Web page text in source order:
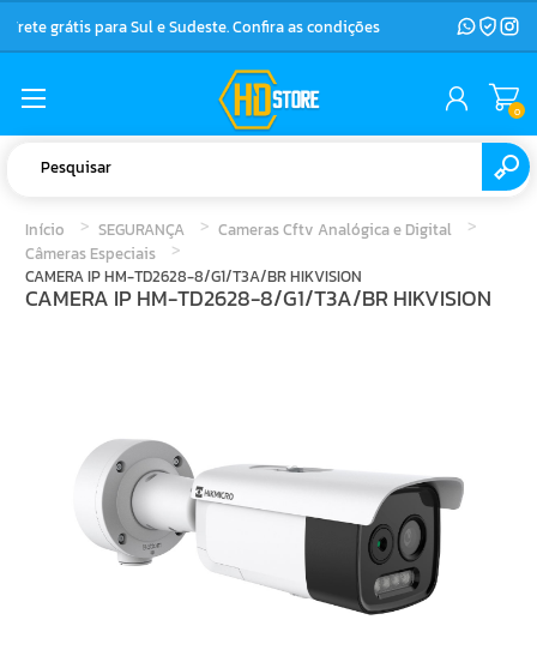
Frete grátis para Sul e Sudeste. Confira as condições
0
Início SEGURANÇA
Cameras Cftv Analógica e Digital
Câmeras Especiais
CAMERA IP HM-TD2628-8/G1/T3A/BR HIKVISION
CAMERA IP HM-TD2628-8/G1/T3A/BR HIKVISION